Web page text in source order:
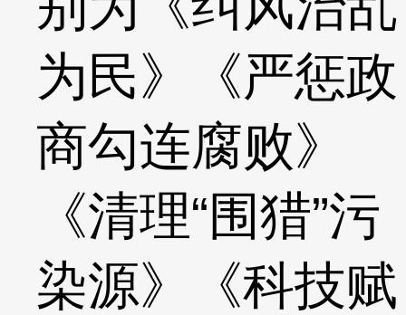
为民》《严惩政
商勾连腐败》
《清理“围猎”污
染源》《科技赋